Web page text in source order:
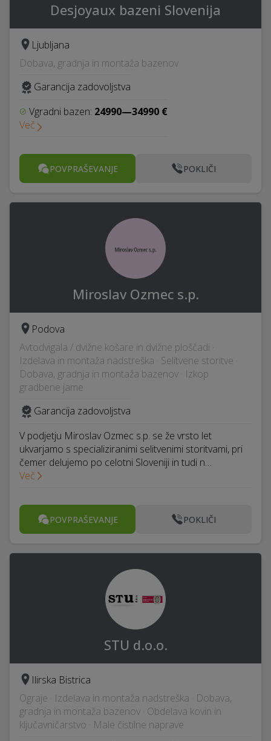
Desjoyaux bazeni Slovenija
Ljubljana
Dobava, gradnja in montaža bazenov
Garancija zadovoljstva
Vgradni bazen: 24990—34990 €
Več
POVPRAŠEVANJE POKLIČI
Miroslav Ozmec s.p.
Podova
Avtodvigala / dvižne košare in dvižne ploščadi ·
Izdelava in montaža nadstreška · Selitvene storitve ·
Dobava, gradnja in montaža bazenov · Izkop
gradbene jame
Garancija zadovoljstva
V podjetju Miroslav Ozmec s.p. se že vrsto let
ukvarjamo s specializiranimi selitvenimi storitvami, pri
čemer delujemo po celotni Sloveniji in tudi n…
Več
POVPRAŠEVANJE POKLIČI
STU d.o.o.
Ilirska Bistrica
Ograje · Izdelava in montaža nadstreška · Dobava,
gradnja in montaža bazenov · Obdelava kovin in
ključavničarstvo · Male čistilne naprave